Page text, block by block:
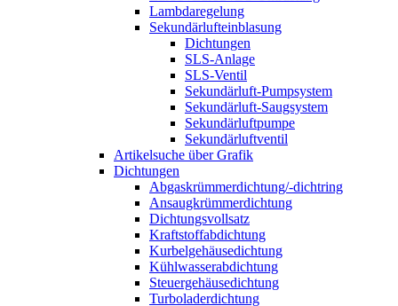
Lambdaregelung
Sekundärlufteinblasung
Dichtungen
SLS-Anlage
SLS-Ventil
Sekundärluft-Pumpsystem
Sekundärluft-Saugsystem
Sekundärluftpumpe
Sekundärluftventil
Artikelsuche über Grafik
Dichtungen
Abgaskrümmerdichtung/-dichtring
Ansaugkrümmerdichtung
Dichtungsvollsatz
Kraftstoffabdichtung
Kurbelgehäusedichtung
Kühlwasserabdichtung
Steuergehäusedichtung
Turboladerdichtung